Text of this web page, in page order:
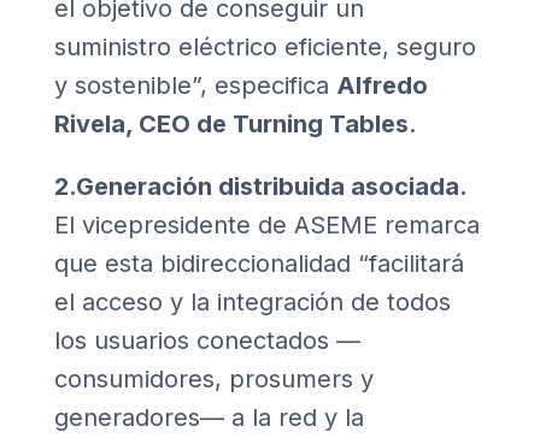
el objetivo de conseguir un
suministro eléctrico eficiente, seguro
y sostenible”, especifica Alfredo
Rivela, CEO de Turning Tables.
2.Generación distribuida asociada.
El vicepresidente de ASEME remarca
que esta bidireccionalidad “facilitará
el acceso y la integración de todos
los usuarios conectados —
consumidores, prosumers y
generadores— a la red y la